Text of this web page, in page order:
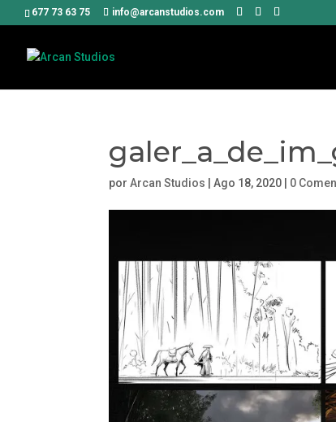
677 73 63 75 info@arcanstudios.com
porArcan Studios |Ago 18, 2020 0